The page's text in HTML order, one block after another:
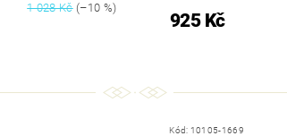
1 028 Kč(–10 %)
925 Kč
Kód: 10105-1669